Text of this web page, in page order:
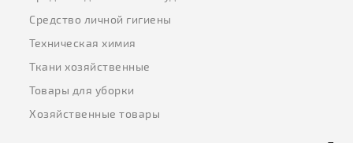
Средство личной гигиены
Техническая химия
Ткани хозяйственные
Товары для уборки
Хозяйственные товары